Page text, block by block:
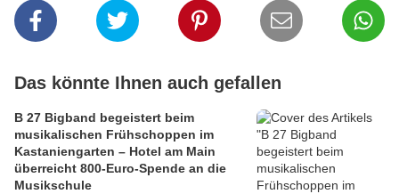
Das könnte Ihnen auch gefallen
B 27 Bigband begeistert beim
musikalischen Frühschoppen im
Kastaniengarten – Hotel am Main
überreicht 800-Euro-Spende an die
Musikschule